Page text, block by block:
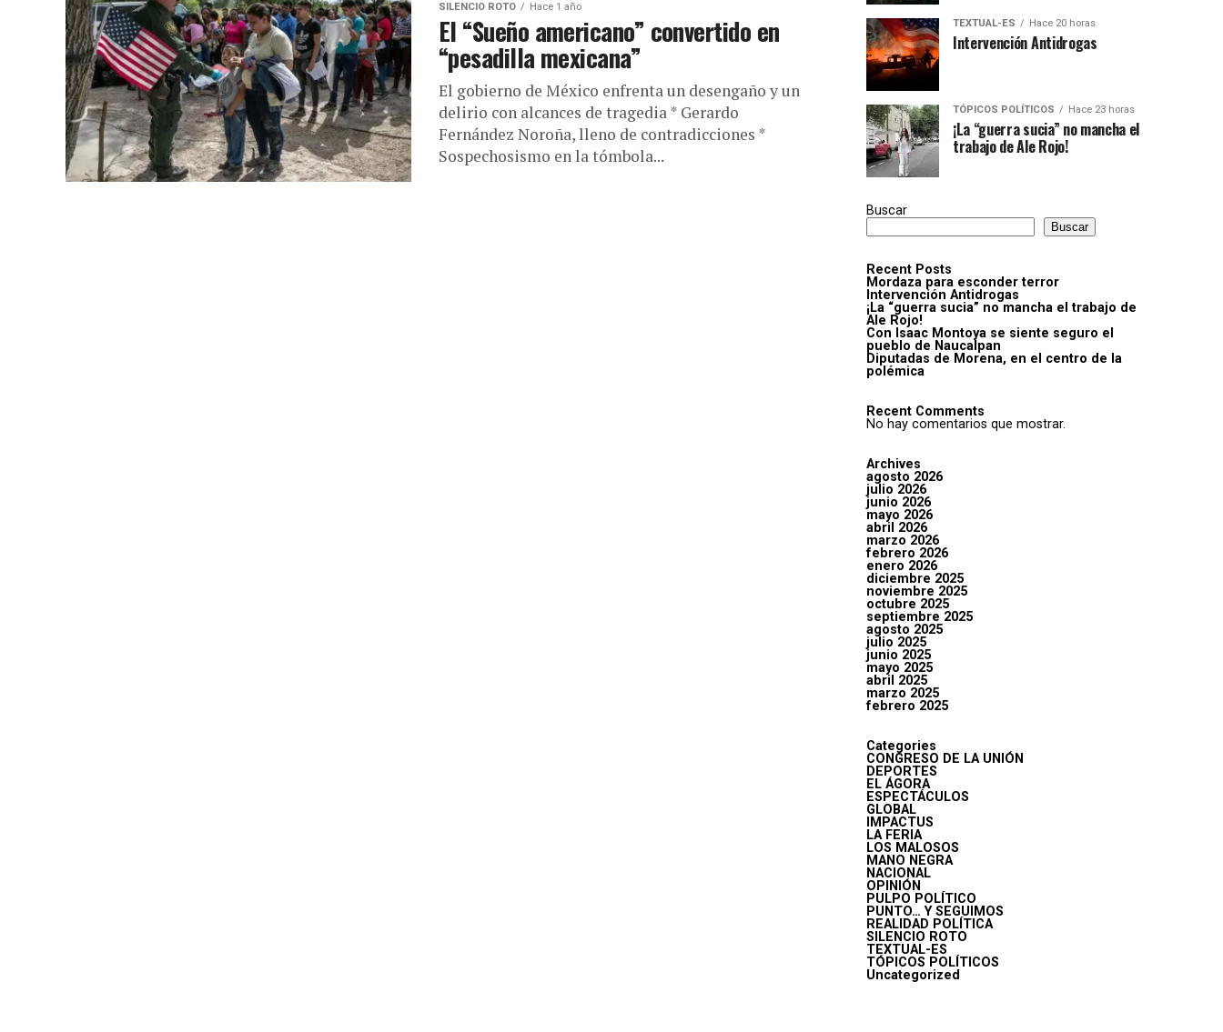
SILENCIO ROTO Hace 1 año
El “Sueño americano” convertido en
“pesadilla mexicana”
El gobierno de México enfrenta un desengaño y un
delirio con alcances de tragedia * Gerardo
Fernández Noroña, lleno de contradicciones *
Sospechosismo en la tómbola...
TEXTUAL-ES Hace 20 horas
Intervención Antidrogas
TÓPICOS POLÍTICOS Hace 23 horas
¡La “guerra sucia” no mancha el
trabajo de Ale Rojo!
Buscar
Buscar
Recent Posts
Mordaza para esconder terror
Intervención Antidrogas
¡La “guerra sucia” no mancha el trabajo de
Ale Rojo!
Con Isaac Montoya se siente seguro el
pueblo de Naucalpan
Diputadas de Morena, en el centro de la
polémica
Recent Comments
No hay comentarios que mostrar.
Archives
agosto 2026
julio 2026
junio 2026
mayo 2026
abril 2026
marzo 2026
febrero 2026
enero 2026
diciembre 2025
noviembre 2025
octubre 2025
septiembre 2025
agosto 2025
julio 2025
junio 2025
mayo 2025
abril 2025
marzo 2025
febrero 2025
Categories
CONGRESO DE LA UNIÓN
DEPORTES
EL ÁGORA
ESPECTÁCULOS
GLOBAL
IMPACTUS
LA FERIA
LOS MALOSOS
MANO NEGRA
NACIONAL
OPINIÓN
PULPO POLÍTICO
PUNTO… Y SEGUIMOS
REALIDAD POLÍTICA
SILENCIO ROTO
TEXTUAL-ES
TÓPICOS POLÍTICOS
Uncategorized